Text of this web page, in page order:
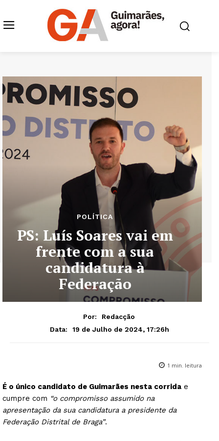
POLÍTICA
PS: Luís Soares vai em
frente com a sua
candidatura à
Federação
Por:
Redacção
Data:
19 de Julho de 2024, 17:26h
1 min. leitura
É o único candidato de Guimarães nesta corrida e
cumpre com “o compromisso assumido na
apresentação da sua candidatura a presidente da
Federação Distrital de Braga”.